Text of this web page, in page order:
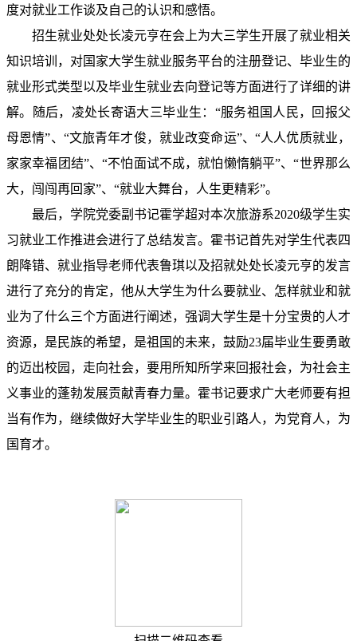
度对就业工作谈及自己的认识和感悟。
招生就业处处长凌元亨在会上为大三学生开展了就业相关
知识培训，对国家大学生就业服务平台的注册登记、毕业生的
就业形式类型以及毕业生就业去向登记等方面进行了详细的讲
解。随后，凌处长寄语大三毕业生： “服务祖国人民，回报父
母恩情”、 “文旅青年才俊，就业改变命运”、“人人优质就业，
家家幸福团结”、“不怕面试不成，就怕懒惰躺平”、“世界那么
大，闯闯再回家”、 “就业大舞台，人生更精彩”。
最后，学院党委副书记霍学超对本次旅游系2020级学生实
习就业工作推进会进行了总结发言。霍书记首先对学生代表四
朗降错、就业指导老师代表鲁琪以及招就处处长凌元亨的发言
进行了充分的肯定，他从大学生为什么要就业、怎样就业和就
业为了什么三个方面进行阐述，强调大学生是十分宝贵的人才
资源，是民族的希望，是祖国的未来，鼓励23届毕业生要勇敢
的迈出校园，走向社会，要用所知所学来回报社会，为社会主
义事业的蓬勃发展贡献青春力量。霍书记要求广大老师要有担
当有作为，继续做好大学毕业生的职业引路人，为党育人，为
国育才。